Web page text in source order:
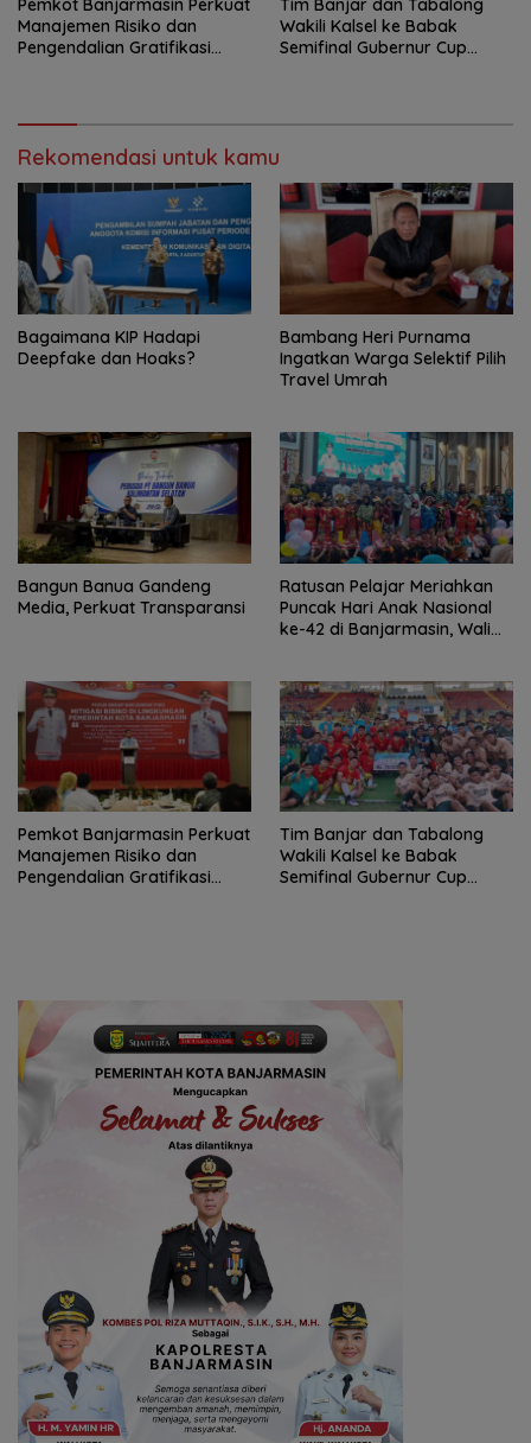
Pemkot Banjarmasin Perkuat
Manajemen Risiko dan
Pengendalian Gratifikasi
Tim Banjar dan Tabalong
Wakili Kalsel ke Babak
Semifinal Gubernur Cup
Rekomendasi untuk kamu
Bagaimana KIP Hadapi
Deepfake dan Hoaks?
Bambang Heri Purnama
Ingatkan Warga Selektif Pilih
Travel Umrah
Bangun Banua Gandeng
Media, Perkuat Transparansi
Ratusan Pelajar Meriahkan
Puncak Hari Anak Nasional
ke-42 di Banjarmasin, Wali
Pemkot Banjarmasin Perkuat
Manajemen Risiko dan
Pengendalian Gratifikasi
Tim Banjar dan Tabalong
Wakili Kalsel ke Babak
Semifinal Gubernur Cup